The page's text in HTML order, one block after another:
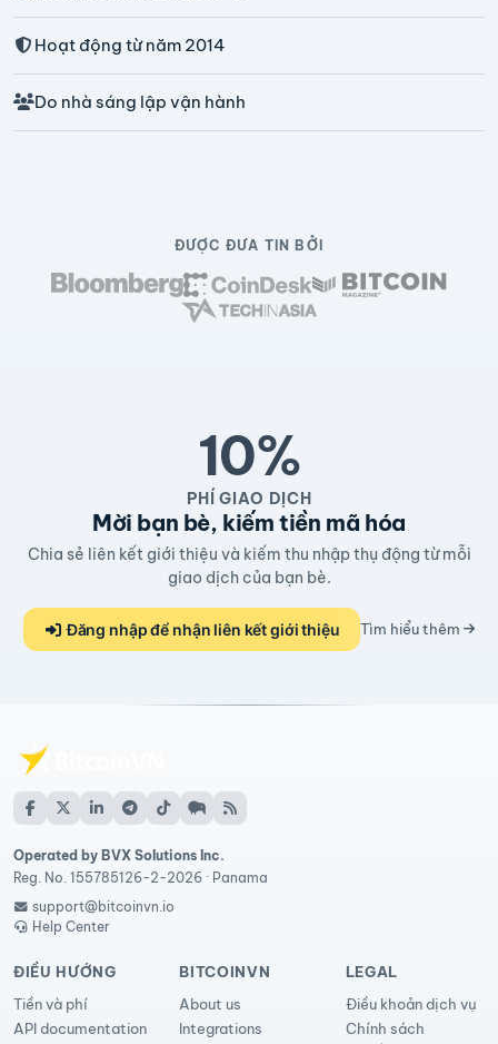
Hoạt động từ năm 2014
Do nhà sáng lập vận hành
ĐƯỢC ĐƯA TIN BỞI
10%
PHÍ GIAO DỊCH
Mời bạn bè, kiếm tiền mã hóa
Chia sẻ liên kết giới thiệu và kiếm thu nhập thụ động từ mỗi
giao dịch của bạn bè.
Đăng nhập để nhận liên kết giới thiệu Tìm hiểu thêm
Operated by BVX Solutions Inc.
Reg. No. 155785126-2-2026 · Panama
support@bitcoinvn.io
Help Center
ĐIỀU HƯỚNG
Tiền và phí
API documentation
BITCOINVN
About us
Integrations
LEGAL
Điều khoản dịch vụ
Chính sách